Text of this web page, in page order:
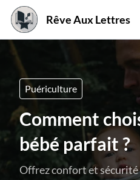
Rêve Aux Lettres
Puériculture
Comment
bébé parfait ?
Offrez confort et sécurité